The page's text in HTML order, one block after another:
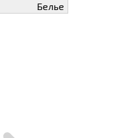
Белье